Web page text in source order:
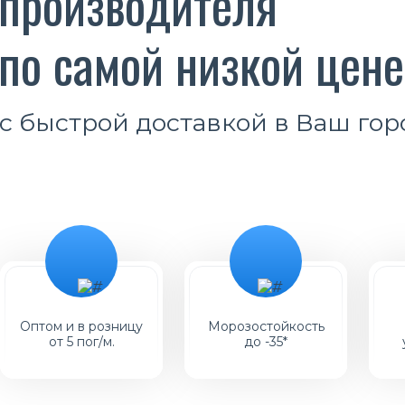
самой низкой цене
с быстрой доставкой в Ваш
Оптом и в розницу
от 5 пог/м.
Морозостойкость
до -35*